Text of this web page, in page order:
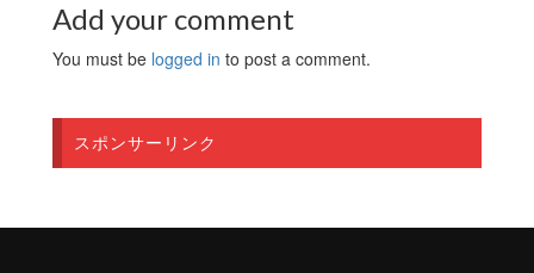
Add your comment
You must be logged in to post a comment.
スポンサーリンク